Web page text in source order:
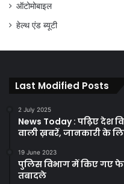
ऑटोमोबाइल
हेल्थ एंड ब्यूटी
Last Modified Posts
2 July 2025
News Today : पढ़िए देश
वाली ख़बरें, जानकारी के
19 June 2023
पुलिस विभाग में किए गए
तबादले